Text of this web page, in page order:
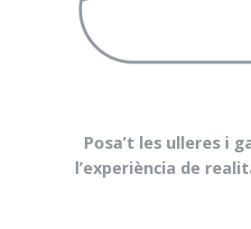
Posa’t les ulleres i
l’experiència de